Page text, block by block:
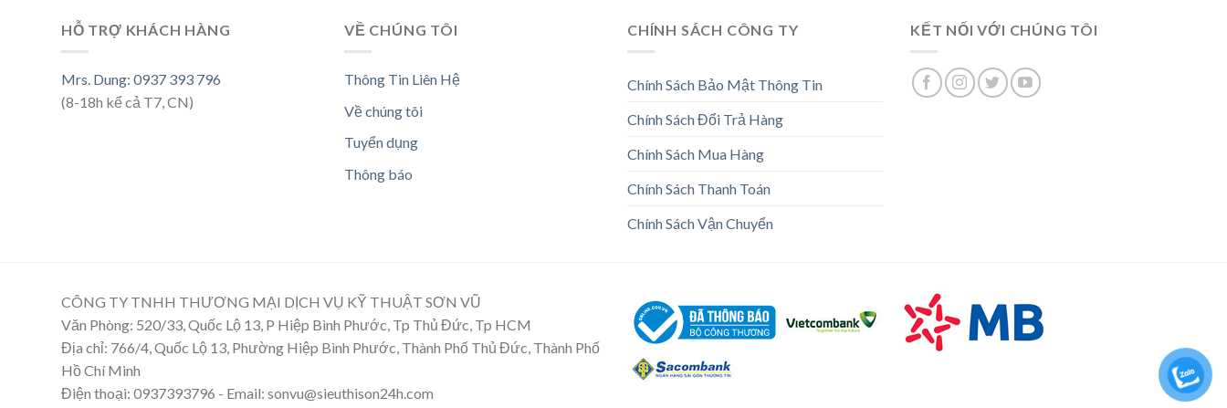
HỖ TRỢ KHÁCH HÀNG
Mrs. Dung: 0937 393 796
(8-18h kể cả T7, CN)
VỀ CHÚNG TÔI
Thông Tin Liên Hệ
Về chúng tôi
Tuyển dụng
Thông báo
CHÍNH SÁCH CÔNG TY
Chính Sách Bảo Mật Thông Tin
Chính Sách Đổi Trả Hàng
Chính Sách Mua Hàng
Chính Sách Thanh Toán
Chính Sách Vận Chuyển
KẾT NỐI VỚI CHÚNG TÔI
CÔNG TY TNHH THƯƠNG MẠI DỊCH VỤ KỸ THUẬT SƠN VŨ
Văn Phòng: 520/33, Quốc Lộ 13, P Hiệp Bình Phước, Tp Thủ Đức, Tp HCM
Địa chỉ: 766/4, Quốc Lộ 13, Phường Hiệp Bình Phước, Thành Phố Thủ Đức, Thành Phố
Hồ Chí Minh
Điện thoại: 0937393796 - Email: sonvu@sieuthison24h.com